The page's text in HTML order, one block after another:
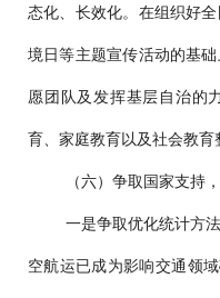
态化、长效化。在组织好
境日等主题宣传活动的基
愿团队及发挥基层自治的
育、家庭教育以及社会教育
（六）争取国家支持
一是争取优化统计方
空航运已成为影响交通领